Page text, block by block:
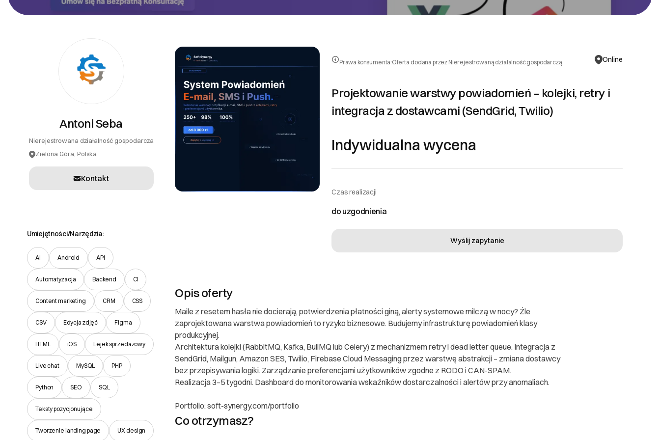
PR
Systemy teleinformatyczne
Antoni Seba
Nierejestrowana działalność gospodarcza
Zielona Góra, Polska
Kontakt
Umiejętności/Narzędzia:
AI Android API
Automatyzacja Backend CI
Content marketing CRM CSS
CSV Edycja zdjęć Figma
HTML iOS Lejek sprzedażowy
Live chat MySQL PHP
Python SEO SQL
Teksty pozycjonujące
Tworzenie landing page UX design
Poznaj
Prawa konsumenta
O Partnerze
I. Dane Sprzedającego
Antoni Seba
65-519 Zielona Góra
Prawa konsumenta:Oferta dodana przez Nierejestrowaną działalność gospodarczą. Online
Projektowanie warstwy powiadomień – kolejki, retry i
integracja z dostawcami (SendGrid, Twilio)
Indywidualna wycena
Czas realizacji
do uzgodnienia
Wyślij zapytanie
Opis oferty
Maile z resetem hasła nie docierają, potwierdzenia płatności giną, alerty systemowe milczą w nocy? Źle
zaprojektowana warstwa powiadomień to ryzyko biznesowe. Budujemy infrastrukturę powiadomień klasy
produkcyjnej.
Architektura kolejki (RabbitMQ, Kafka, BullMQ lub Celery) z mechanizmem retry i dead letter queue. Integracja z
SendGrid, Mailgun, Amazon SES, Twilio, Firebase Cloud Messaging przez warstwę abstrakcji – zmiana dostawcy
bez przepisywania logiki. Zarządzanie preferencjami użytkowników zgodne z RODO i CAN-SPAM.
Realizacja 3–5 tygodni. Dashboard do monitorowania wskaźników dostarczalności i alertów przy anomaliach.
Portfolio: soft-synergy.com/portfolio
Co otrzymasz?